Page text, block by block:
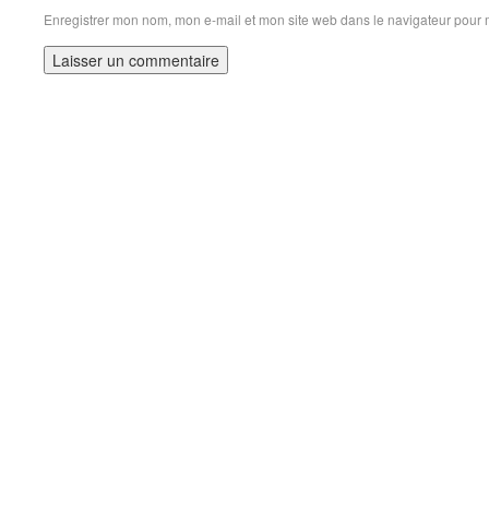
Enregistrer mon nom, mon e-mail et mon site web dans le navigateur pour